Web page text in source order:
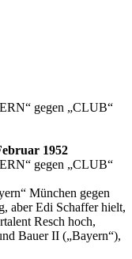
gegen „CLUB“
1952
gegen „CLUB“
München gegen
aber Edi Schaffer hielt,
Resch hoch,
Bauer II („Bayern“),